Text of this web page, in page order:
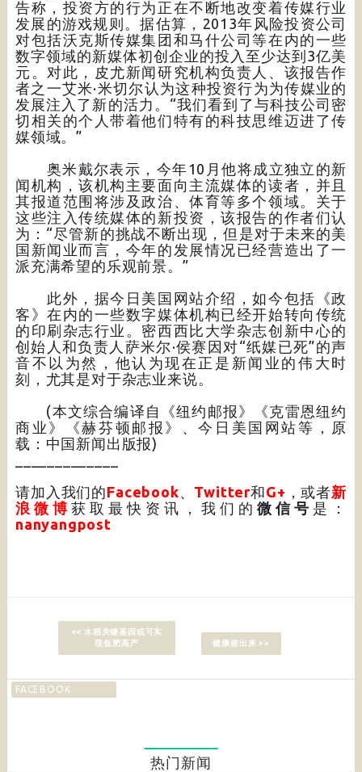
告称，投资方的行为正在不断地改变着传媒行业
发展的游戏规则。据估算，2013年风险投资公司
对包括沃克斯传媒集团和马什公司等在内的一些
数字领域的新媒体初创企业的投入至少达到3亿美
元。对此，皮尤新闻研究机构负责人、该报告作
者之一艾米·米切尔认为这种投资行为为传媒业的
发展注入了新的活力。“我们看到了与科技公司密
切相关的个人带着他们特有的科技思维迈进了传
媒领域。”
奥米戴尔表示，今年10月他将成立独立的新
闻机构，该机构主要面向主流媒体的读者，并且
其报道范围将涉及政治、体育等多个领域。关于
这些注入传统媒体的新投资，该报告的作者们认
为：“尽管新的挑战不断出现，但是对于未来的美
国新闻业而言，今年的发展情况已经营造出了一
派充满希望的乐观前景。”
此外，据今日美国网站介绍，如今包括《政
客》在内的一些数字媒体机构已经开始转向传统
的印刷杂志行业。密西西比大学杂志创新中心的
创始人和负责人萨米尔·侯赛因对“纸媒已死”的声
音不以为然，他认为现在正是新闻业的伟大时
刻，尤其是对于杂志业来说。
(本文综合编译自《纽约邮报》《克雷恩纽约
商业》《赫芬顿邮报》、今日美国网站等，原
载：中国新闻出版报)
请加入我们的Facebook、 Twitter和G+ ，或者新
浪微博 获取最快资讯，我们的微信号 是：
nanyangpost
<< 水稻关键基因或可实
现低肥高产
健康搓出来 >>
FACEBOOK
热门新闻